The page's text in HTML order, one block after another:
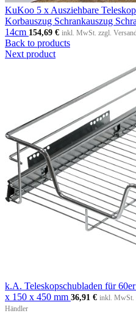
KuKoo 5 x Ausziehbare
Korbauszug Schrankauszug
14cm 154,69 € inkl. MwSt. zzgl.
Back to products
Next product
k.A. Teleskopschubladen für
x 150 x 450 mm 36,91 € inkl. MwSt.
Händler